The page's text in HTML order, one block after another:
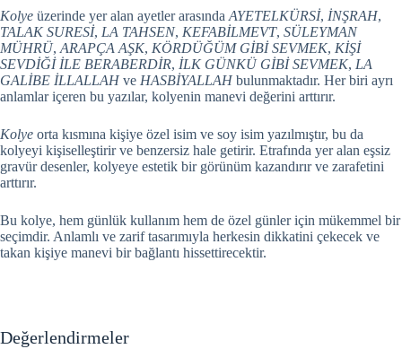
Kolye üzerinde yer alan ayetler arasında AYETELKÜRSİ, İNŞRAH,
TALAK SURESİ, LA TAHSEN, KEFABİLMEVT, SÜLEYMAN
MÜHRÜ, ARAPÇA AŞK, KÖRDÜĞÜM GİBİ SEVMEK, KİŞİ
SEVDİĞİ İLE BERABERDİR, İLK GÜNKÜ GİBİ SEVMEK, LA
GALİBE İLLALLAH ve HASBİYALLAH bulunmaktadır. Her biri ayrı
anlamlar içeren bu yazılar, kolyenin manevi değerini arttırır.
Kolye orta kısmına kişiye özel isim ve soy isim yazılmıştır, bu da
kolyeyi kişiselleştirir ve benzersiz hale getirir. Etrafında yer alan eşsiz
gravür desenler, kolyeye estetik bir görünüm kazandırır ve zarafetini
arttırır.
Bu kolye, hem günlük kullanım hem de özel günler için mükemmel bir
seçimdir. Anlamlı ve zarif tasarımıyla herkesin dikkatini çekecek ve
takan kişiye manevi bir bağlantı hissettirecektir.
Değerlendirmeler